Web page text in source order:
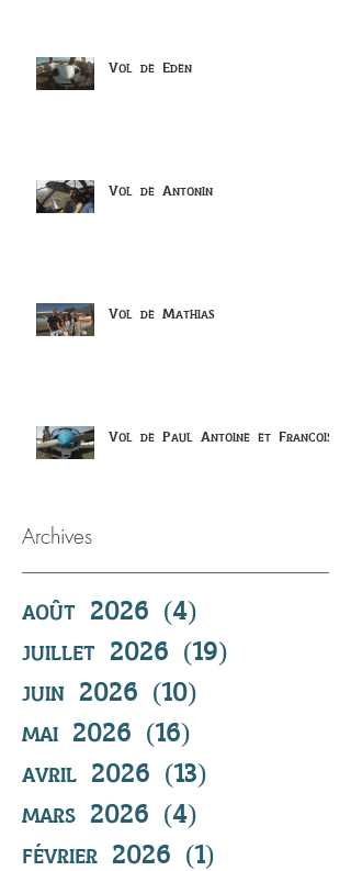
Vol de Eden
Vol de Antonin
Vol de Mathias
Vol de Paul Antoine et Francois
Archives
août 2026 (4)
juillet 2026 (19)
juin 2026 (10)
mai 2026 (16)
avril 2026 (13)
mars 2026 (4)
février 2026 (1)